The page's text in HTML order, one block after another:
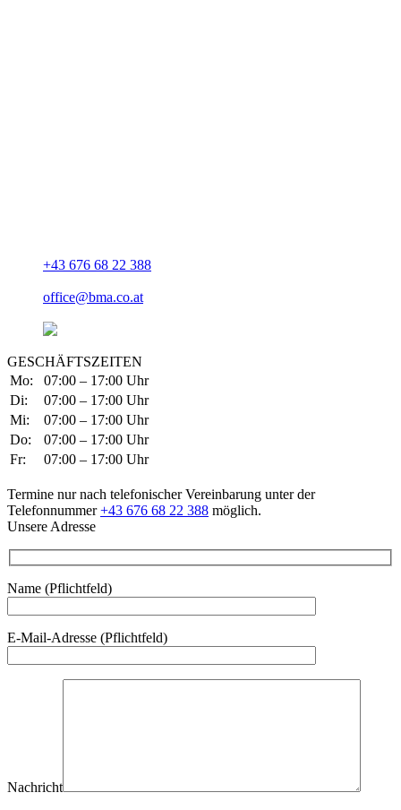
+43 676 68 22 388
office@bma.co.at
GESCHÄFTSZEITEN
Mo:
07:00 – 17:00 Uhr
Di:
07:00 – 17:00 Uhr
Mi:
07:00 – 17:00 Uhr
Do:
07:00 – 17:00 Uhr
Fr:
07:00 – 17:00 Uhr
Termine nur nach telefonischer Vereinbarung unter der
Telefonnummer+43 676 68 22 388 möglich.
Unsere Adresse
Name (Pflichtfeld)
Bitte lasse dieses Feld leer.
E-Mail-Adresse (Pflichtfeld)
Nachricht